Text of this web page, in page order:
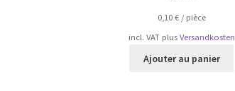
0,10 €/ pièce
incl. VAT plus Versandkosten
Ajouter au panier